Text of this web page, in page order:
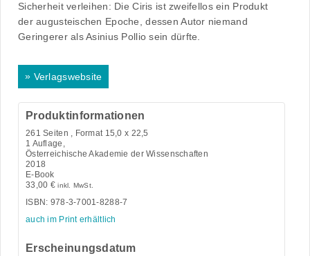
Sicherheit verleihen: Die Ciris ist zweifellos ein Produkt
der augusteischen Epoche, dessen Autor niemand
Geringerer als Asinius Pollio sein dürfte.
» Verlagswebsite
Produktinformationen
261 Seiten , Format 15,0 x 22,5
1 Auflage,
Österreichische Akademie der Wissenschaften
2018
E-Book
33,00 € inkl. MwSt.
ISBN: 978-3-7001-8288-7
auch im Print erhältlich
Erscheinungsdatum